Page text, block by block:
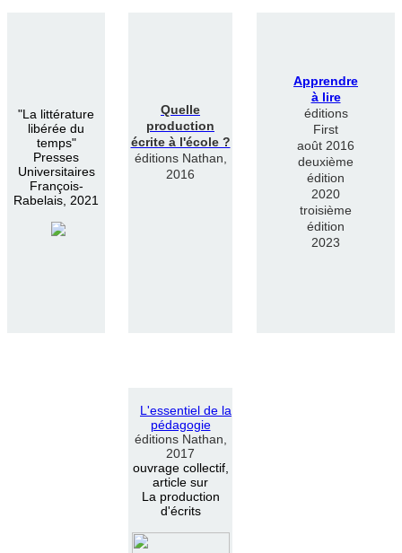
"La littérature
libérée du
temps"
Presses
Universitaires
François-
Rabelais, 2021
Quelle
production
écrite à l'école ?
éditions Nathan,
2016
Apprendre
à lire
éditions
First
août 2016
deuxième
édition
2020
troisième
édition
2023
L 'essentiel de la
pédagogie
éditions Nathan,
2017
ouvrage collectif,
article sur
La production
d'écrits